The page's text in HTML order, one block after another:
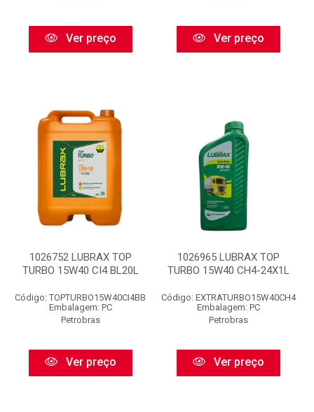
Ver preço Ver preço
1026752 LUBRAX TOP
TURBO 15W40 CI4 BL20L
Código: TOPTURBO15W40CI4BB
Embalagem: PC
Petrobras
Ver preço
1026965 LUBRAX TOP
TURBO 15W40 CH4-24X1L
Código: EXTRATURBO15W40CH4
Embalagem: PC
Petrobras
Ver preço